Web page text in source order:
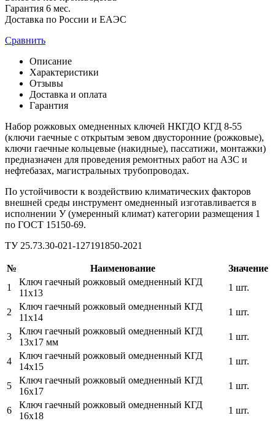
Гарантия 6 мес.
Доставка по России и ЕАЭС
Сравнить
Описание
Характеристики
Отзывы
Доставка и оплата
Гарантия
Набор рожковых омедненных ключей НКГДО КГД 8-55
(ключи гаечные с открытым зевом двусторонние (рожковые),
ключи гаечные кольцевые (накидные), пассатижи, монтажки)
предназначен для проведения ремонтных работ на АЗС и
нефтебазах, магистральных трубопроводах.
По устойчивости к воздействию климатических факторов
внешней среды инструмент омедненный изготавливается в
исполнении У (умеренный климат) категории размещения 1
по ГОСТ 15150-69.
ТУ 25.73.30-021-127191850-2021
№ Наименование
Значение
1
Ключ гаечный рожковый омедненный КГД
11х13
1 шт.
2
Ключ гаечный рожковый омедненный КГД
11х14
1 шт.
3
Ключ гаечный рожковый омедненный КГД
13х17 мм
1 шт.
4
Ключ гаечный рожковый омедненный КГД
14х15
1 шт.
5
Ключ гаечный рожковый омедненный КГД
16х17
1 шт.
6
Ключ гаечный рожковый омедненный КГД
16х18
1 шт.